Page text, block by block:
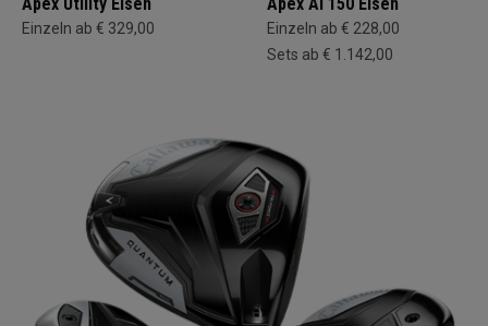
Einzeln ab € 329,00
Einzeln ab € 228,00
Sets ab € 1.142,00